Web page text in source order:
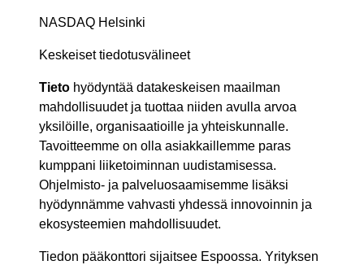
NASDAQ Helsinki
Keskeiset tiedotusvälineet
Tieto hyödyntää datakeskeisen maailman
mahdollisuudet ja tuottaa niiden avulla arvoa
yksilöille, organisaatioille ja yhteiskunnalle.
Tavoitteemme on olla asiakkaillemme paras
kumppani liiketoiminnan uudistamisessa.
Ohjelmisto- ja palveluosaamisemme lisäksi
hyödynnämme vahvasti yhdessä innovoinnin ja
ekosysteemien mahdollisuudet.
Tiedon pääkonttori sijaitsee Espoossa. Yrityksen